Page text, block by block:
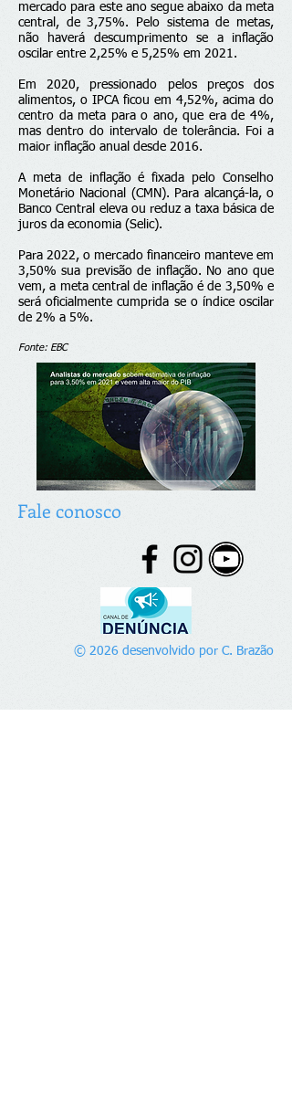
mercado para este ano segue abaixo da meta
central, de 3,75%. Pelo sistema de metas,
não haverá descumprimento se a inflação
oscilar entre 2,25% e 5,25% em 2021.
Em 2020, pressionado pelos preços dos
alimentos, o IPCA ficou em 4,52%, acima do
centro da meta para o ano, que era de 4%,
mas dentro do intervalo de tolerância. Foi a
maior inflação anual desde 2016.
A meta de inflação é fixada pelo Conselho
Monetário Nacional
(CMN). Para alcançá-la, o
Banco Central eleva ou reduz a taxa básica de
juros da economia (Selic).
Para 2022, o mercado financeiro manteve em
3,50% sua previsão de inflação. No ano que
vem, a meta central de inflação é de 3,50% e
será oficialmente cumprida se o índice oscilar
de 2% a 5%.
Fonte: EBC
Fale conosco
© 2026 desenvolvido por C. Brazão